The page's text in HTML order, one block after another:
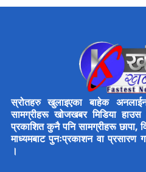
स्रोतहरु खुलाइएका बाहेक
सामग्रीहरू खोजखबर मिडिया
प्रकाशित कुनै पनि सामग्रीहरू छापा,
माध्यमबाट पुनःप्रकाशन वा
।